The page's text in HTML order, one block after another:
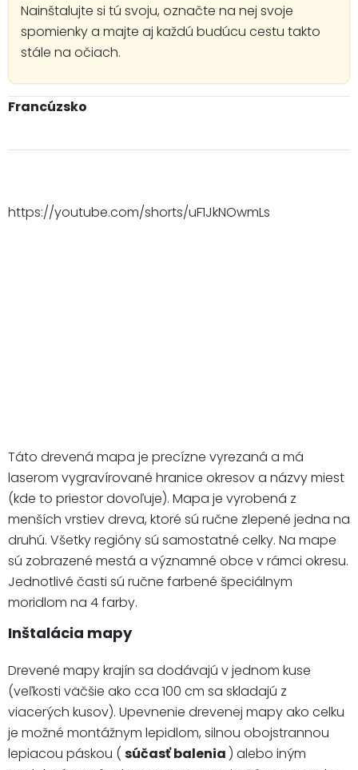
Nainštalujte si tú svoju, označte na nej svoje
spomienky a majte aj každú budúcu cestu takto
stále na očiach.
Francúzsko
https://youtube.com/shorts/uF1JkNOwmLs
Táto drevená mapa je precízne vyrezaná a má
laserom vygravírované hranice okresov a názvy miest
(kde to priestor dovoľuje). Mapa je vyrobená z
menších vrstiev dreva, ktoré sú ručne zlepené jedna na
druhú. Všetky regióny sú samostatné celky. Na mape
sú zobrazené mestá a významné obce v rámci okresu.
Jednotlivé časti sú ručne farbené špeciálnym
moridlom na 4 farby.
Inštalácia mapy
Drevené mapy krajín sa dodávajú v jednom kuse
(veľkosti väčšie ako cca 100 cm sa skladajú z
viacerých kusov). Upevnenie drevenej mapy ako celku
je možné montážnym lepidlom, silnou obojstrannou
lepiacou páskou ( súčasť balenia ) alebo iným